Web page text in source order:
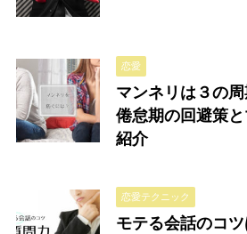
恋愛
マンネリは３の
倦怠期の回避策
紹介
恋愛テクニック
モテる会話のコ